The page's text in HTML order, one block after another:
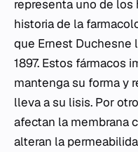
representa uno de
historia de la
que Ernest Duchesne
1897. Estos fármacos
mantenga su forma y
lleva a su lisis. Por
afectan la membrana
alteran la